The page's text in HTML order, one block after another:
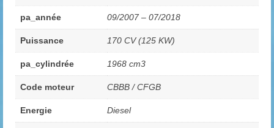
pa_année 09/2007 – 07/2018
Puissance 170 CV (125 KW)
pa_cylindrée 1968 cm3
Code moteur CBBB / CFGB
Energie Diesel